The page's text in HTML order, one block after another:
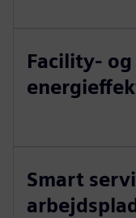
Facility- og
Smart